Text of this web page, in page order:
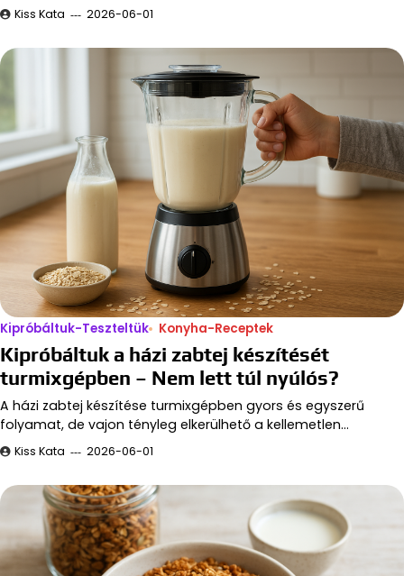
Kiss Kata 2026-06-01
Kipróbáltuk-Teszteltük Konyha-Receptek
Kipróbáltuk a házi zabtej készítését
turmixgépben – Nem lett túl nyúlós?
A házi zabtej készítése turmixgépben gyors és egyszerű
folyamat, de vajon tényleg elkerülhető a kellemetlen…
Kiss Kata 2026-06-01